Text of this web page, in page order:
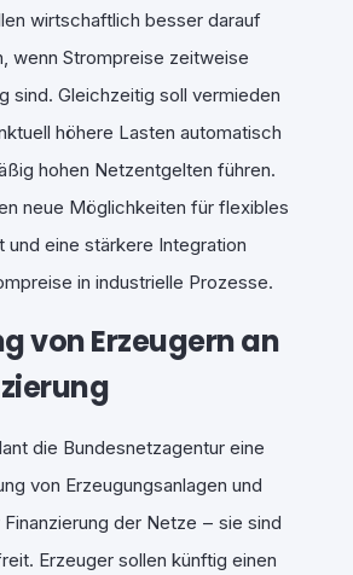
wirtschaftlich besser darauf
wenn Strompreise zeitweise
sind. Gleichzeitig soll vermieden
höhere Lasten automatisch
hohen Netzentgelten führen.
neue Möglichkeiten für flexibles
und eine stärkere Integration
in industrielle Prozesse.
von Erzeugern an
die Bundesnetzagentur eine
von Erzeugungsanlagen und
der Netze ‒ sie sind
Erzeuger sollen künftig einen